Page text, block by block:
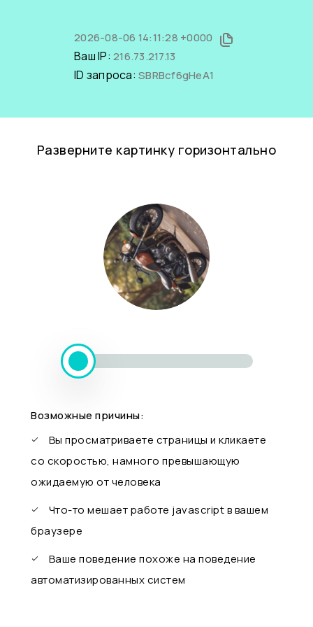
2026-08-06 14:11:28 +0000
Ваш IP: 216.73.217.13
ID запроса: SBRBcf6gHeA1
Разверните картинку горизонтально
Возможные причины:
Вы просматриваете страницы и кликаете
со скоростью, намного превышающую
ожидаемую от человека
Что-то мешает работе javascript в вашем
браузере
Ваше поведение похоже на поведение
автоматизированных систем